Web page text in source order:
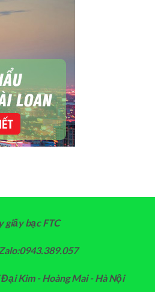
giấy bạc FTC
Kim - Hoàng Mai - Hà Nội